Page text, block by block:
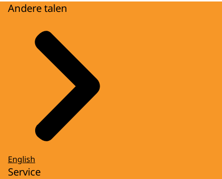
Andere talen
English
Service